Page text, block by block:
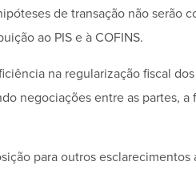
de transação não serão
ao PIS e à COFINS.
na regularização fiscal
negociações entre as partes, a
para outros esclarecimentos